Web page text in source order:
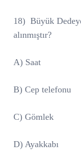
18) Büyük
alınmıştır?
A) Saat
B) Cep telefonu
C) Gömlek
D) Ayakkabı